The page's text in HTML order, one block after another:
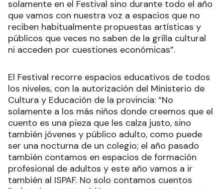
solamente en el Festival sino durante todo el año
que vamos con nuestra voz a espacios que no
reciben habitualmente propuestas artísticas y
públicos que veces no saben de la grilla cultural
ni acceden por cuestiones económicas”.
El Festival recorre espacios educativos de todos
los niveles, con la autorización del Ministerio de
Cultura y Educación de la provincia: “No
solamente a los más niños donde creemos que el
cuento es una pieza que les calza justo, sino
también jóvenes y público adulto, como puede
ser una nocturna de un colegio; el año pasado
también contamos en espacios de formación
profesional de adultos y este año vamos a ir
también al ISPAF. No solo contamos cuentos